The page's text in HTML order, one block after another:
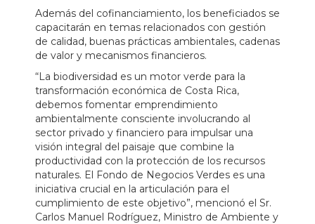
Además del cofinanciamiento, los beneficiados se
capacitarán en temas relacionados con gestión
de calidad, buenas prácticas ambientales, cadenas
de valor y mecanismos financieros.
“La biodiversidad es un motor verde para la
transformación económica de Costa Rica,
debemos fomentar emprendimiento
ambientalmente consciente involucrando al
sector privado y financiero para impulsar una
visión integral del paisaje que combine la
productividad con la protección de los recursos
naturales. El Fondo de Negocios Verdes es una
iniciativa crucial en la articulación para el
cumplimiento de este objetivo”, mencionó el Sr.
Carlos Manuel Rodríguez, Ministro de Ambiente y